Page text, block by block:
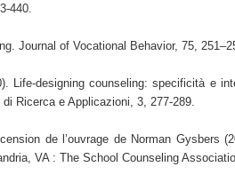
440.
Journal of Vocational Behavior, 75,
Life-designing counseling: specificità e
Ricerca e Applicazioni, 3, 277-289.
de l’ouvrage de Norman Gysbers
VA : The School Counseling